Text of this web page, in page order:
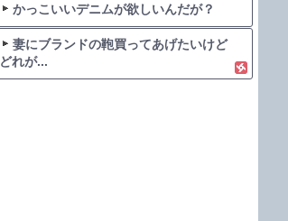
かっこいいデニムが欲しいんだが？
妻にブランドの鞄買ってあげたいけど
どれが...